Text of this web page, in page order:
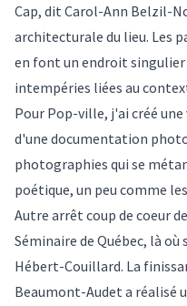
Cap, dit Carol-Ann Belzil-
architecturale du lieu. Les
en font un endroit
intempéries liées au
Pour Pop-ville, j'ai créé
d'une documentation
photographies qui se
poétique, un peu comme
Autre arrêt coup de coeur
Séminaire de Québec, là
Hébert-Couillard. La
Beaumont-Audet a réalisé